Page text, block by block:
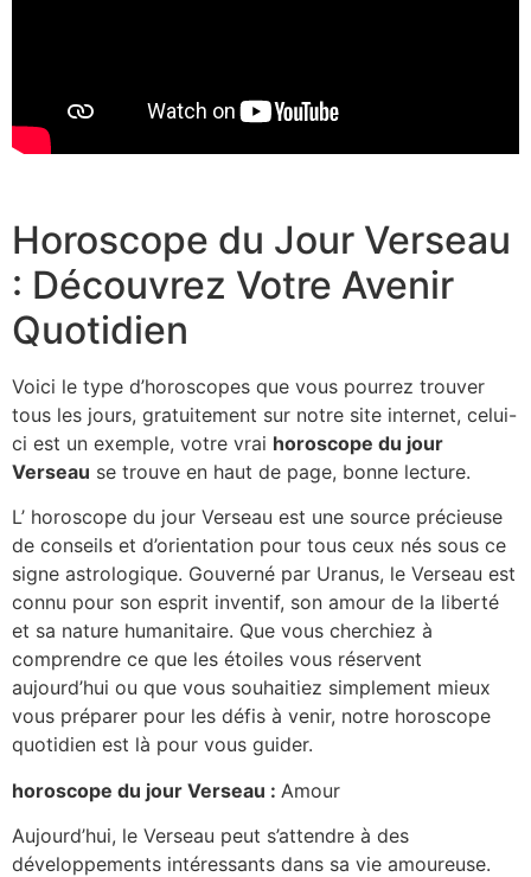
Horoscope du Jour Verseau
: Découvrez Votre Avenir
Quotidien
Voici le type d’horoscopes que vous pourrez trouver
tous les jours, gratuitement sur notre site internet, celui-
ci est un exemple, votre vrai horoscope du jour
Verseau se trouve en haut de page, bonne lecture.
L’ horoscope du jour Verseau est une source précieuse
de conseils et d’orientation pour tous ceux nés sous ce
signe astrologique. Gouverné par Uranus, le Verseau est
connu pour son esprit inventif, son amour de la liberté
et sa nature humanitaire. Que vous cherchiez à
comprendre ce que les étoiles vous réservent
aujourd’hui ou que vous souhaitiez simplement mieux
vous préparer pour les défis à venir, notre horoscope
quotidien est là pour vous guider.
horoscope du jour Verseau : Amour
Aujourd’hui, le Verseau peut s’attendre à des
développements intéressants dans sa vie amoureuse.